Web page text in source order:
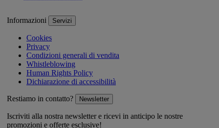
Informazioni Servizi
Cookies
Privacy
Condizioni generali di vendita
Whistleblowing
Human Rights Policy
Dichiarazione di accessibilità
Restiamo in contatto? Newsletter
Iscriviti alla nostra newsletter e ricevi in anticipo le nostre
promozioni e offerte esclusive!